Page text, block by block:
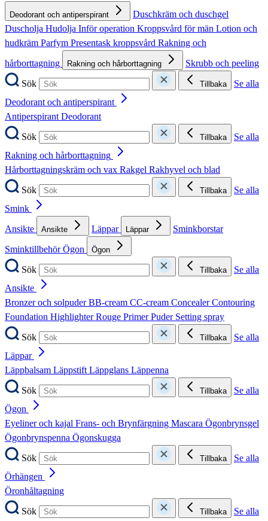
Deodorant och antiperspirant
Duschkräm och duschgel
Duscholja Hudolja Inför operation Kroppsvård för män Lotion och
hudkräm Parfym Presentask kroppsvård Rakning och
hårborttagning
Rakning och hårborttagning
Skrubb och peeling
Sök
Tillbaka
Se alla
Deodorant och antiperspirant
AntiperspirantDeodorant
Sök
Tillbaka
Se alla
Rakning och hårborttagning
Hårborttagningskräm och vax Rakgel Rakhyvel och blad
Sök
Tillbaka
Se alla
Smink
Ansikte
Ansikte Läppar Läppar
Sminkborstar
SminktillbehörÖgon Ögon
Sök Tillbaka
Se alla
Ansikte
Bronzer och solpuderBB-cream CC-cream ConcealerContouring
Foundation HighlighterRouge PrimerPuder Setting spray
Sök
Tillbaka
Se alla
Läppar
Läppbalsam LäppstiftLäppglans Läppenna
Sök
Tillbaka
Se alla
Ögon
Eyeliner och kajal Frans- och Brynfärgning Mascara Ögonbrynsgel
Ögonbrynspenna Ögonskugga
Sök
Tillbaka
Se alla
Örhängen
Öronhåltagning
Sök
Tillbaka
Se alla